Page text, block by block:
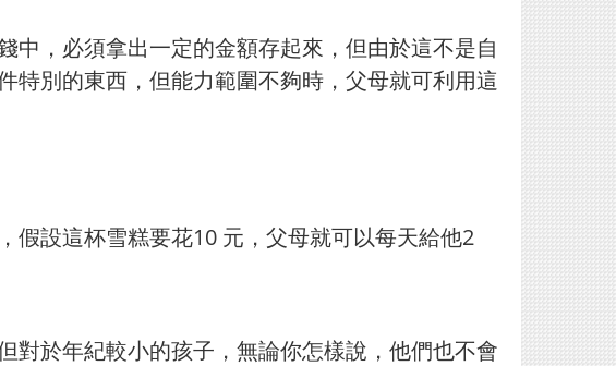
，必須拿出一定的金額存起來，但由於這不是自
特別的東西，但能力範圍不夠時，父母就可利用這
假設這杯雪糕要花10 元，父母就可以每天給他2
對於年紀較小的孩子，無論你怎樣說，他們也不會